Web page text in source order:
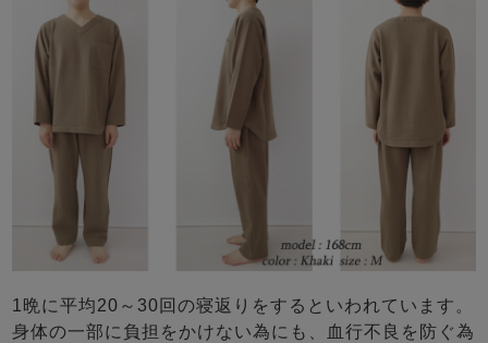
1晩に平均20～30回の寝返りをするといわれています。
身体の一部に負担をかけない為にも、血行不良を防ぐ為